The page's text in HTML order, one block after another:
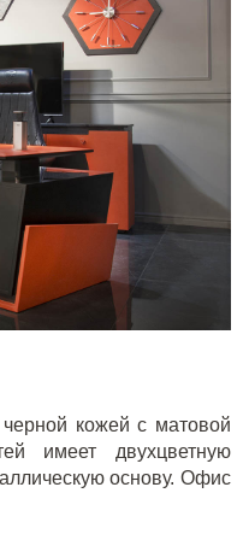
кожей с матовой
имеет двухцветную
основу. Офис